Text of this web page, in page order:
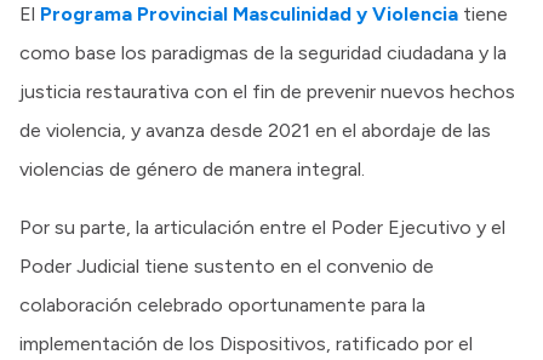
El Programa Provincial Masculinidad y Violencia tiene
como base los paradigmas de la seguridad ciudadana y la
justicia restaurativa con el fin de prevenir nuevos hechos
de violencia, y avanza desde 2021 en el abordaje de las
violencias de género de manera integral.
Por su parte, la articulación entre el Poder Ejecutivo y el
Poder Judicial tiene sustento en el convenio de
colaboración celebrado oportunamente para la
implementación de los Dispositivos, ratificado por el